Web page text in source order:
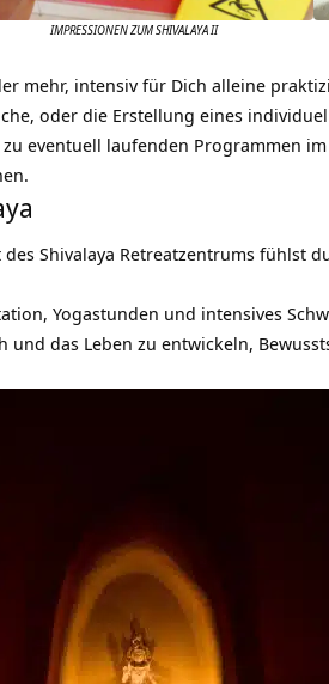
IMPRESSIONEN ZUM SHIVALAYA II
mehr, intensiv für Dich alleine
oder die Erstellung eines
eventuell laufenden Programmen
Shivalaya Retreatzentrums fühlst
Yogastunden und intensives
das Leben zu entwickeln,